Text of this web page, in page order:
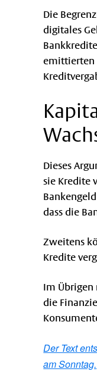
Die
digitales
emittierten
Dieses
sie Kredite
dass die
Zweitens
Kredite
Im Übrigen
die
Der Text
am Sonntag.